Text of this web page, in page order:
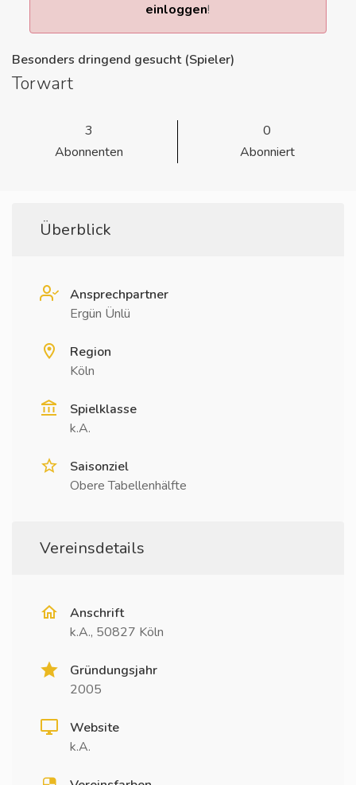
einloggen!
Besonders dringend gesucht (Spieler)
Torwart
3
Abonnenten
0
Abonniert
Überblick
Ansprechpartner
Ergün Ünlü
Region
Köln
Spielklasse
k.A.
Saisonziel
Obere Tabellenhälfte
Vereinsdetails
Anschrift
k.A., 50827 Köln
Gründungsjahr
2005
Website
k.A.